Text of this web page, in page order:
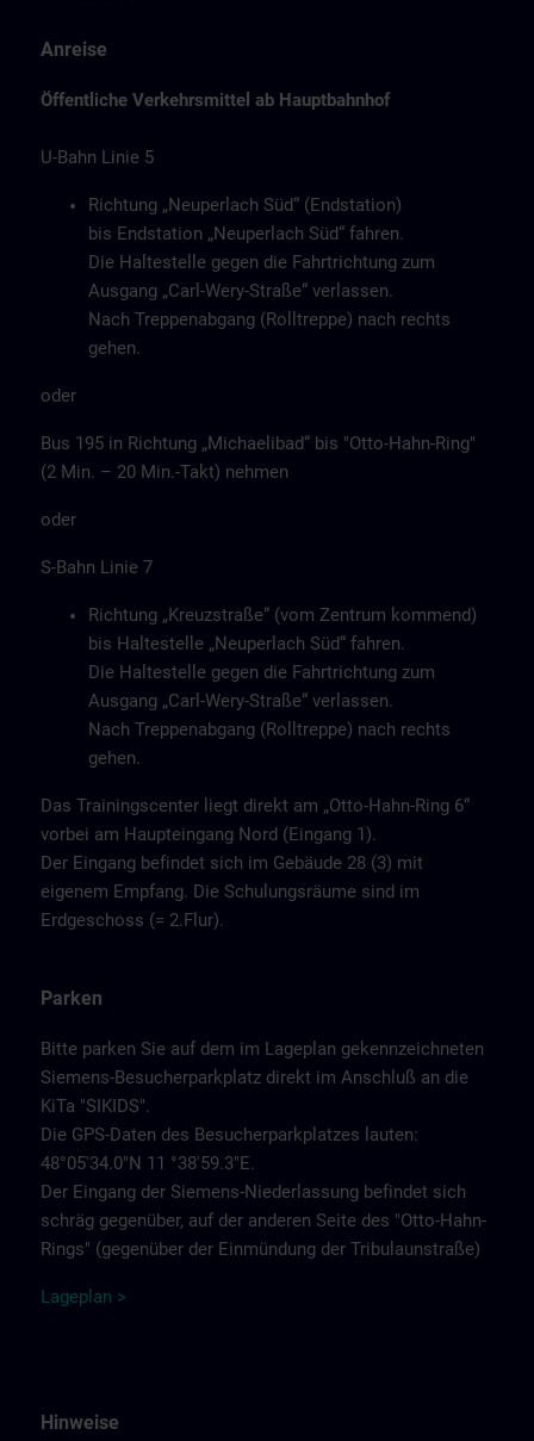
Anreise
Öffentliche Verkehrsmittel ab Hauptbahnhof
U-Bahn Linie 5
Richtung „Neuperlach Süd“ (Endstation)
bis Endstation „Neuperlach Süd“ fahren.
Die Haltestelle gegen die Fahrtrichtung zum
Ausgang „Carl-Wery-Straße“ verlassen.
Nach Treppenabgang (Rolltreppe) nach rechts
gehen.
oder
Bus 195 in Richtung „Michaelibad“ bis "Otto-Hahn-Ring"
(2 Min. – 20 Min.-Takt) nehmen
oder
S-Bahn Linie 7
Richtung „Kreuzstraße“ (vom Zentrum kommend)
bis Haltestelle „Neuperlach Süd“ fahren.
Die Haltestelle gegen die Fahrtrichtung zum
Ausgang „Carl-Wery-Straße“ verlassen.
Nach Treppenabgang (Rolltreppe) nach rechts
gehen.
Das Trainingscenter liegt direkt am „Otto-Hahn-Ring 6“
vorbei am Haupteingang Nord (Eingang 1).
Der Eingang befindet sich im Gebäude 28 (3) mit
eigenem Empfang. Die Schulungsräume sind im
Erdgeschoss (= 2.Flur).
Parken
Bitte parken Sie auf dem im Lageplan gekennzeichneten
Siemens-Besucherparkplatz direkt im Anschluß an die
KiTa "SIKIDS".
Die GPS-Daten des Besucherparkplatzes lauten:
48°05'34.0"N 11 °38'59.3"E.
Der Eingang der Siemens-Niederlassung befindet sich
schräg gegenüber, auf der anderen Seite des "Otto-Hahn-
Rings" (gegenüber der Einmündung der Tribulaunstraße)
Lageplan >
Hinweise